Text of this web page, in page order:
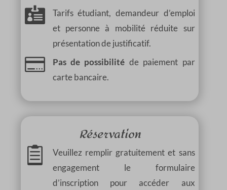

Tarifs étudiant, demandeur d’emploi
et personne à mobilité réduite sur
présentation de justificatif.
 Pas de possibilité de paiement par
carte bancaire.
Réservation

Veuillez remplir gratuitement et sans
engagement le formulaire
d’inscription pour accéder aux